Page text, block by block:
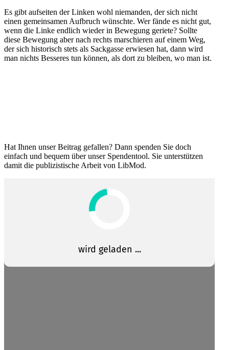
Es gibt aufseiten der Linken wohl niemanden, der sich nicht
einen gemein­samen Aufbruch wünschte. Wer fände es nicht gut,
wenn die Linke endlich wieder in Bewegung geriete? Sollte
diese Bewegung aber nach rechts marschieren auf einem Weg,
der sich histo­risch stets als Sackgasse erwiesen hat, dann wird
man nichts Besseres tun können, als dort zu bleiben, wo man ist.
Hat Ihnen unser Beitrag gefallen? Dann spenden Sie doch
einfach und bequem über unser Spendentool. Sie unter­stützen
damit die publi­zis­tische Arbeit von LibMod.